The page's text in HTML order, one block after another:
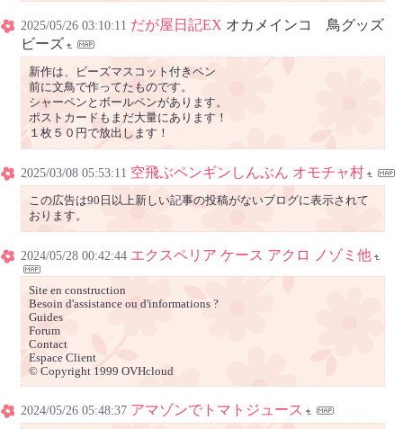
2025/05/26 03:10:11 だが屋日記EX オカメインコ 鳥グッズ
ビーズ
新作は、ビーズマスコット付きペン
前に文鳥で作ってたものです。
シャーペンとボールペンがあります。
ポストカードもまだ大量にあります！
１枚５０円で放出します！
2025/03/08 05:53:11 空飛ぶペンギンしんぶん オモチャ村
この広告は90日以上新しい記事の投稿がないブログに表示されて
おります。
2024/05/28 00:42:44 エクスペリア ケース アクロ ノゾミ他
Site en construction
Besoin d'assistance ou d'informations ?
Guides
Forum
Contact
Espace Client
© Copyright 1999 OVHcloud
2024/05/26 05:48:37 アマゾンでトマトジュース